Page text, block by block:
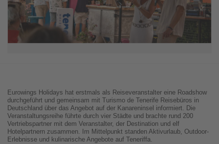
Eurowings Holidays hat erstmals als Reiseveranstalter eine Roadshow
durchgeführt und gemeinsam mit Turismo de Tenerife Reisebüros in
Deutschland über das Angebot auf der Kanareninsel informiert. Die
Veranstaltungsreihe führte durch vier Städte und brachte rund 200
Vertriebspartner mit dem Veranstalter, der Destination und elf
Hotelpartnern zusammen. Im Mittelpunkt standen Aktivurlaub, Outdoor-
Erlebnisse und kulinarische Angebote auf Teneriffa.